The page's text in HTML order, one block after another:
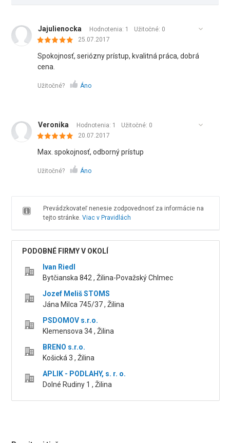
Jajulienocka Hodnotenia: 1 Užitočné: 0
25.07.2017
Spokojnosť, seriózny prístup, kvalitná práca, dobrá
cena.
Užitočné? Áno
Veronika Hodnotenia: 1 Užitočné: 0
20.07.2017
Max. spokojnosť, odborný prístup
Užitočné? Áno
Prevádzkovateľ nenesie zodpovednosť za informácie na
tejto stránke. Viac v Pravidlách
PODOBNÉ FIRMY V OKOLÍ
Ivan Riedl
Bytčianska 842 , Žilina-Považský Chlmec
Jozef Meliš STOMS
Jána Milca 745/37 , Žilina
PSDOMOV s.r.o.
Klemensova 34 , Žilina
BRENO s.r.o.
Košická 3 , Žilina
APLIK - PODLAHY, s. r. o.
Dolné Rudiny 1 , Žilina